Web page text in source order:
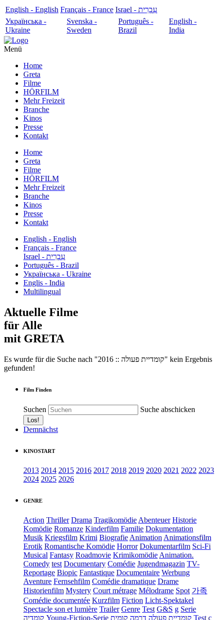
English - English Français - France
עִבְרִית - Israel
Українська -
Ukraine
Svenska -
Sweden
Português -
Brazil
English -
India
Menü
Home
Greta
Filme
HÖRFILM
Mehr Freizeit
Branche
Kinos
Presse
Kontakt
Home
Greta
Filme
HÖRFILM
Mehr Freizeit
Branche
Kinos
Presse
Kontakt
English - English
Français - France
עִבְרִית - Israel
Português - Brazil
Українська - Ukraine
Englis - India
Multilingual
Aktuelle Filme
für Alle
mit GRETA
Es wurde für die Suche nach "2016 :: קומדיית פעולה" kein Ergebnis
gefunden!
Film Finden
Suchen Suche abschicken
Demnächst
KINOSTART
2013 2014 2015 2016 2017 2018 2019 2020 2021 2022 2023
2024 2025 2026
GENRE
Action Thriller Drama Tragikomödie Abenteuer Historie
Komödie Romanze Kinderfilm Familie Dokumentation
Musik Kriegsfilm Krimi Biografie Animation Animationsfilm
Erotik Romantische Komödie Horror Dokumentarfilm Sci-Fi
Musical Fantasy Roadmovie Krimikomödie Animation.
Comedy test Documentary Comédie Jugendmagazin TV-
Reportage Biopic Fantastique Documentaire Werbung
Aventure Fernsehfilm Comédie dramatique Drame
Historienfilm Mystery Court métrage Mélodrame Spot 가족
Comédie documentée Kurzfilm Fiction Licht-Spektakel
Spectacle son et lumière Trailer Genre Test G&S g Serie
קומדיה Young-Fiction-Serie קומדיית פעולה דרמה קומית
Test c